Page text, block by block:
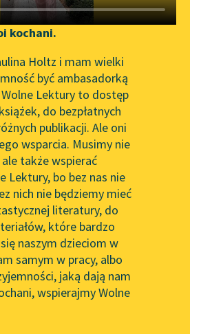
Zgłoś brak utworu
Narzędzia
Mapa Wolnych Lektur
Leśmianator
Przewodnik dla piszących i
czytających
API
OAI-PMH
Widget Wolnych Lektur
Przypisy
kochani.
Holtz i mam wielki
być ambasadorką
Lektury to dostęp
do bezpłatnych
publikacji. Ale oni
wsparcia. Musimy nie
także wspierać
Lektury, bo bez nas nie
nich nie będziemy mieć
literatury, do
które bardzo
naszym dzieciom w
samym w pracy, albo
jaką dają nam
wspierajmy Wolne
Józef Czechowicz
targ ów zroniło miasto
niech się poleje ku
wodzie
miasto wsporniki
pochyłe igły gotyckich
wieżyc...
Czytaj więcej